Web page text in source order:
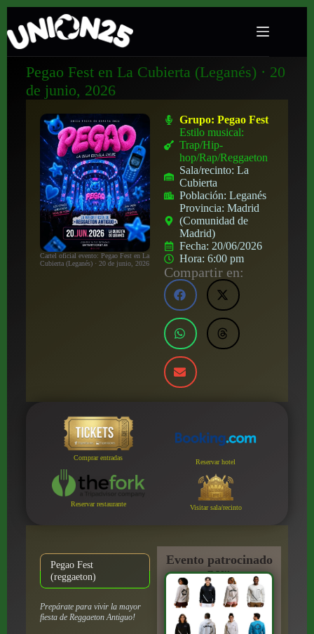
Pegao Fest en La Cubierta (Leganés) · 20
de junio, 2026
Cartel oficial evento: Pegao Fest en La
Cubierta (Leganés) · 20 de junio, 2026
Grupo:Pegao Fest
Estilo musical:
Trap/Hip-
hop/Rap/Reggaeton
Sala/recinto:La
Cubierta
Población:Leganés
Provincia:Madrid
(Comunidad de
Madrid)
Fecha: 20/06/2026
Hora:6:00 pm
Compartir en:
Comprar entradas
Reservar hotel
Reservar restaurante Visitar sala/recinto
Pegao Fest
(reggaeton)
Prepárate para vivir la mayor
fiesta de Reggaeton Antiguo!
Evento patrocinado
por: